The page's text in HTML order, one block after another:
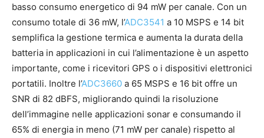
basso consumo energetico di 94 mW per canale. Con un
consumo totale di 36 mW, l’ADC3541 a 10 MSPS e 14 bit
semplifica la gestione termica e aumenta la durata della
batteria in applicazioni in cui l’alimentazione è un aspetto
importante, come i ricevitori GPS o i dispositivi elettronici
portatili. Inoltre l’ADC3660 a 65 MSPS e 16 bit offre un
SNR di 82 dBFS, migliorando quindi la risoluzione
dell’immagine nelle applicazioni sonar e consumando il
65% di energia in meno (71 mW per canale) rispetto al